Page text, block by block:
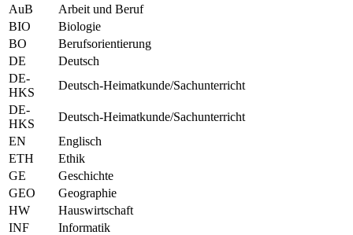
AuB
Arbeit und Beruf
BIO
Biologie
BO
Berufsorientierung
DE
Deutsch
DE-
HKS
Deutsch-Heimatkunde/Sachunterricht
DE-
HKS
Deutsch-Heimatkunde/Sachunterricht
EN
Englisch
ETH
Ethik
GE
Geschichte
GEO
Geographie
HW
Hauswirtschaft
INF
Informatik